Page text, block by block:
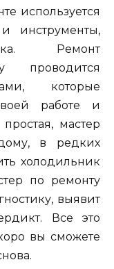
используется
инструменты,
Ремонт
проводится
которые
работе и
мастер
в редких
холодильник
по ремонту
выявит
Все это
вы сможете